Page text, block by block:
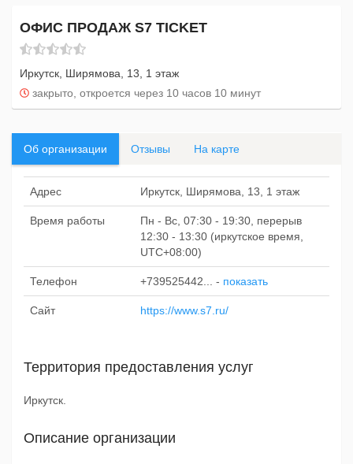
ОФИС ПРОДАЖ S7 TICKET
Иркутск, Ширямова, 13, 1 этаж
закрыто, откроется через 10 часов 10 минут
Об организации Отзывы На карте
Адрес Иркутск, Ширямова, 13, 1 этаж
Время работы
Пн - Вс, 07:30 - 19:30, перерыв
12:30 - 13:30 (иркутское время,
UTC+08:00)
Телефон +739525442... - показать
Сайт https://www.s7.ru/
Территория предоставления услуг
Иркутск.
Описание организации